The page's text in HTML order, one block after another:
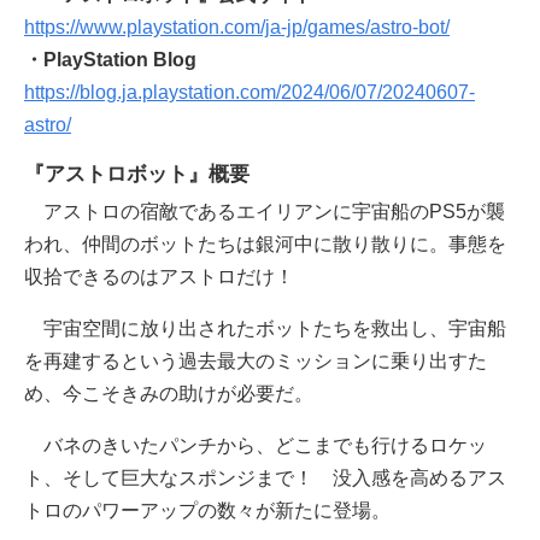
https://www.playstation.com/ja-jp/games/astro-bot/
・PlayStation Blog
https://blog.ja.playstation.com/2024/06/07/20240607-
astro/
『アストロボット』概要
アストロの宿敵であるエイリアンに宇宙船のPS5が襲
われ、仲間のボットたちは銀河中に散り散りに。事態を
収拾できるのはアストロだけ！
宇宙空間に放り出されたボットたちを救出し、宇宙船
を再建するという過去最大のミッションに乗り出すた
め、今こそきみの助けが必要だ。
バネのきいたパンチから、どこまでも行けるロケッ
ト、そして巨大なスポンジまで！ 没入感を高めるアス
トロのパワーアップの数々が新たに登場。